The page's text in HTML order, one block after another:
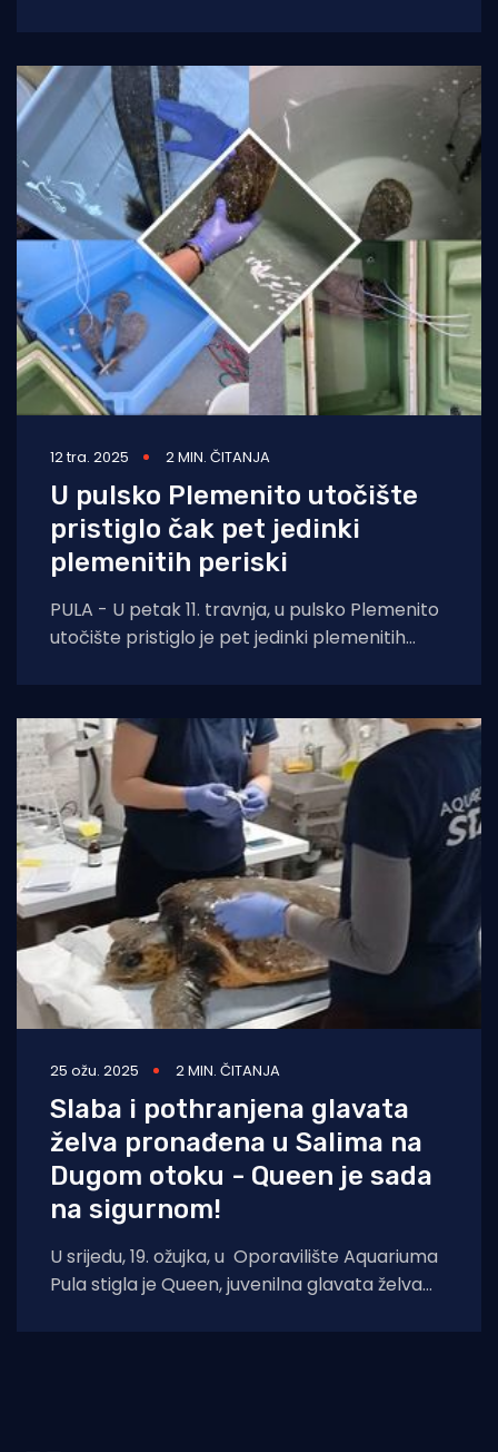
12 tra. 2025 2 MIN. ČITANJA
U pulsko Plemenito utočište
pristiglo čak pet jedinki
plemenitih periski
PULA - U petak 11. travnja, u pulsko Plemenito
utočište pristiglo je pet jedinki plemenitih
25 ožu. 2025 2 MIN. ČITANJA
Slaba i pothranjena glavata
želva pronađena u Salima na
Dugom otoku - Queen je sada
na sigurnom!
U srijedu, 19. ožujka, u Oporavilište Aquariuma
Pula stigla je Queen, juvenilna glavata želva